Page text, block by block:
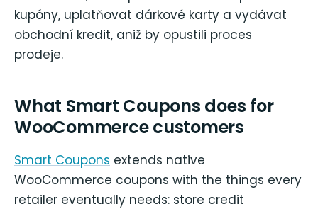
kupóny, uplatňovat dárkové karty a vydávat
obchodní kredit, aniž by opustili proces
prodeje.
What Smart Coupons does for
WooCommerce customers
Smart Coupons extends native
WooCommerce coupons with the things every
retailer eventually needs: store credit